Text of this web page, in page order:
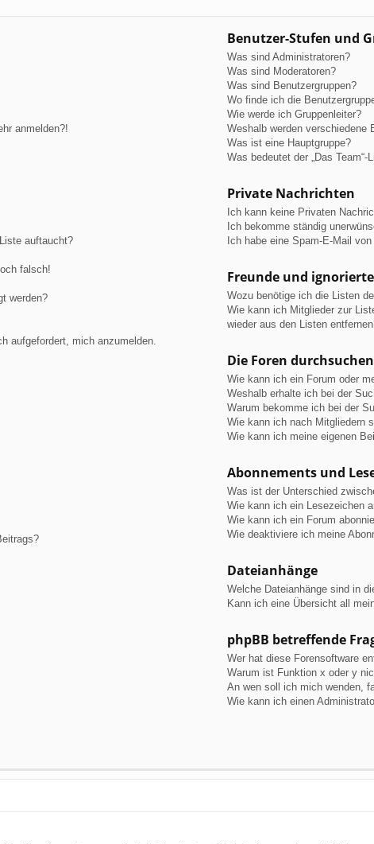
anmelden?!
auftaucht?
falsch!
werden?
aufgefordert, mich anzumelden.
Benutzer-Stufen und
Was sind Administratoren?
Was sind Moderatoren?
Was sind Benutzergruppen?
Wo finde ich die
Wie werde ich Gruppenleiter?
Weshalb werden verschiedene
Was ist eine Hauptgruppe?
Was bedeutet der „Das
Private Nachrichten
Ich kann keine Privaten
Ich bekomme ständig
Ich habe eine Spam-E-Mail
Freunde und
Wozu benötige ich die Listen
Wie kann ich Mitglieder zur
wieder aus den Listen
Die Foren durchsuchen
Wie kann ich ein Forum oder
Weshalb erhalte ich bei der
Warum bekomme ich bei der
Wie kann ich nach Mitgliedern
Wie kann ich meine eigenen
Abonnements und
Was ist der Unterschied
Wie kann ich ein Lesezeichen
Wie kann ich ein Forum
Wie deaktiviere ich meine
Dateianhänge
Welche Dateianhänge sind in
Kann ich eine Übersicht all
phpBB betreffende
Wer hat diese Forensoftware
Warum ist Funktion x oder y
An wen soll ich mich wenden,
Wie kann ich einen